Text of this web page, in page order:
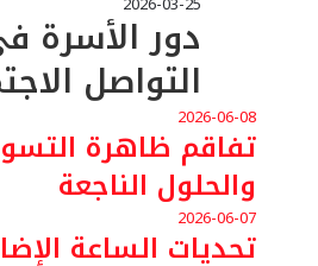
دور الأسرة
التواصل
2026-06-08
تفاقم ظاهرة
والحلول الناجعة
2026-06-07
تحديات الساعة